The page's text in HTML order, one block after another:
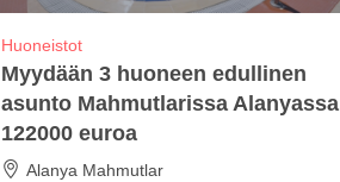
Huoneistot
Myydään 3 huoneen edullinen
asunto Mahmutlarissa Alanyassa
122000 euroa
Alanya Mahmutlar